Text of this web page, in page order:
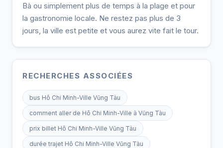
Bà ou simplement plus de temps à la plage et pour
la gastronomie locale. Ne restez pas plus de 3
jours, la ville est petite et vous aurez vite fait le tour.
RECHERCHES ASSOCIÉES
bus Hô Chi Minh-Ville Vũng Tàu
comment aller de Hô Chi Minh-Ville à Vũng Tàu
prix billet Hô Chi Minh-Ville Vũng Tàu
durée trajet Hô Chi Minh-Ville Vũng Tàu